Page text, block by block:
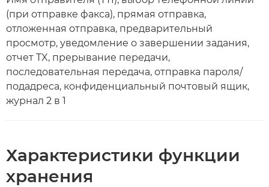
(при отправке факса), прямая отправка,
отложенная отправка, предварительный
просмотр, уведомление о завершении задания,
отчет TX, прерывание передачи,
последовательная передача, отправка пароля/
подадреса, конфиденциальный почтовый ящик,
журнал 2 в 1
Характеристики функции
хранения